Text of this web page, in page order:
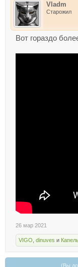
Vladm
Старожил
Вот гораздо
26 мар 2021
VIGO dinuves и
(Вы